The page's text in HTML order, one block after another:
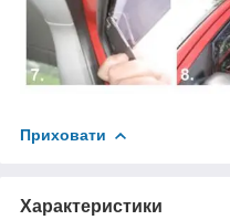
Приховати
Характеристики